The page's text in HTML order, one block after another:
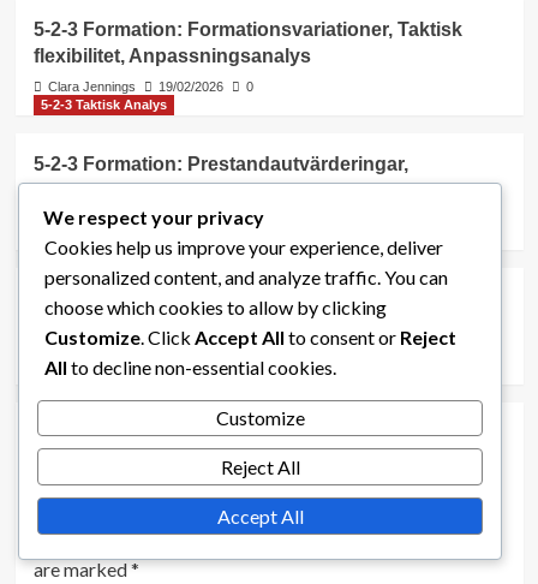
5-2-3 Formation: Formationsvariationer, Taktisk
flexibilitet, Anpassningsanalys
Clara Jennings 19/02/2026
0
5-2-3 Taktisk Analys
5-2-3 Formation: Prestandautvärderingar,
Feedbackmekanismer, Förbättringsstrategier
Clara Jennings 17/02/2026
0
5-2-3 Taktisk Analys
5-2-3 Formation: Formations effektivitet,
Spelscenarier, Motståndarstrategier
Leave a Reply
Your email address will not be published.Required fields
are marked*
We respect your privacy
Cookies help us improve your experience, deliver
personalized content, and analyze traffic. You can
choose which cookies to allow by clicking
Customize . Click Accept All to consent or Reject
All to decline non-essential cookies.
Customize
Reject All
Accept All